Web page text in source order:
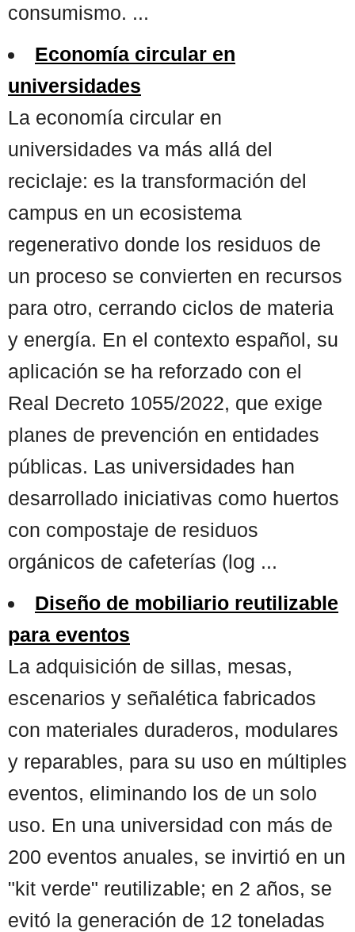
consumismo. ...
Economía circular en
universidades
La economía circular en
universidades va más allá del
reciclaje: es la transformación del
campus en un ecosistema
regenerativo donde los residuos de
un proceso se convierten en recursos
para otro, cerrando ciclos de materia
y energía. En el contexto español, su
aplicación se ha reforzado con el
Real Decreto 1055/2022, que exige
planes de prevención en entidades
públicas. Las universidades han
desarrollado iniciativas como huertos
con compostaje de residuos
orgánicos de cafeterías (log ...
Diseño de mobiliario reutilizable
para eventos
La adquisición de sillas, mesas,
escenarios y señalética fabricados
con materiales duraderos, modulares
y reparables, para su uso en múltiples
eventos, eliminando los de un solo
uso. En una universidad con más de
200 eventos anuales, se invirtió en un
"kit verde" reutilizable; en 2 años, se
evitó la generación de 12 toneladas